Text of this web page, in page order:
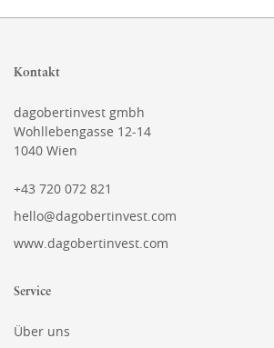
Kontakt
dagobertinvest gmbh
Wohllebengasse 12-14
1040 Wien
+43 720 072 821
hello@dagobertinvest.com
www.dagobertinvest.com
Service
Über uns